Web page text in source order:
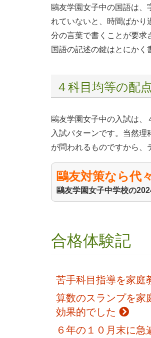
鷗友学園女子中の国語は、
れていないと、時間ばかり
分の言葉で書くことが要求
国語の記述の鍵はとにかく
４科目均等の配
鷗友学園女子中の入試は、
入試パターンです。当然
が問われるものですから、
鷗友対策なら代
鷗友学園女子中学校の
合格体験記
苦手科目指導を家庭
算数のスランプを家
効果的でした
６年の１０月末に